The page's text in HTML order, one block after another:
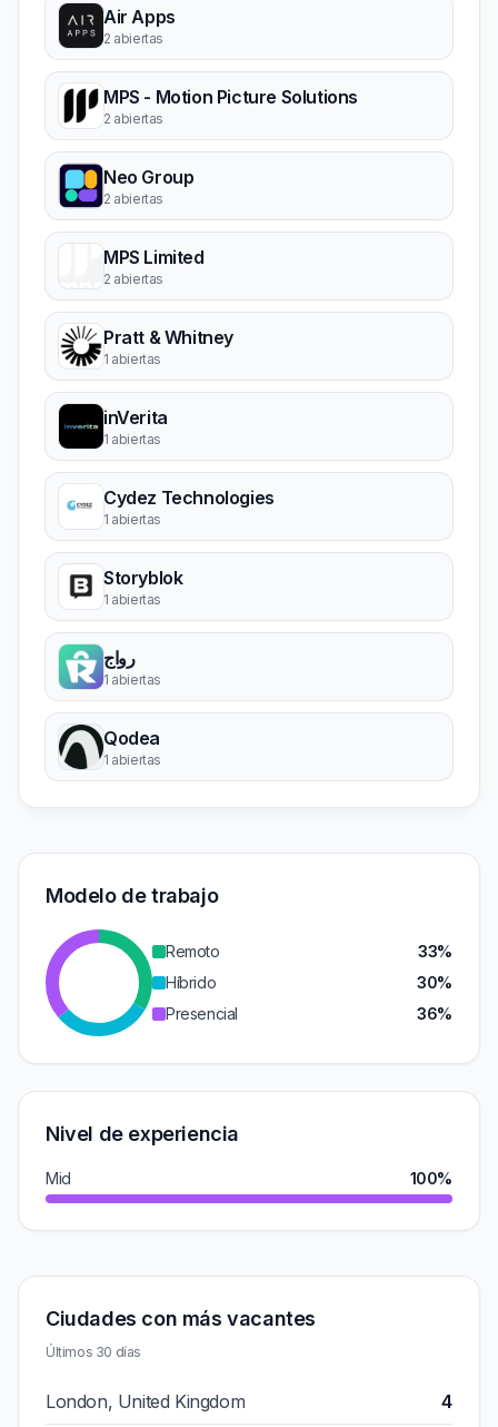
Air Apps
2 abiertas
MPS - Motion Picture Solutions
2 abiertas
Neo Group
2 abiertas
MPS Limited
2 abiertas
Pratt & Whitney
1 abiertas
inVerita
1 abiertas
Cydez Technologies
1 abiertas
Storyblok
1 abiertas
رواج
1 abiertas
Qodea
1 abiertas
Modelo de trabajo
Remoto
33%
Híbrido
30%
Presencial
36%
Nivel de experiencia
Mid 100%
Ciudades con más vacantes
Últimos 30 días
London, United Kingdom 4